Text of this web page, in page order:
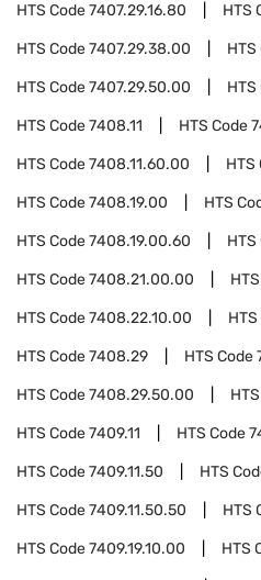
HTS Code7407.29.16.80 HTS
HTS Code7407.29.38.00 HTS
HTS Code7407.29.50.00 HTS
HTS Code7408.11 HTS Code
HTS Code7408.11.60.00 HTS
HTS Code7408.19.00 HTS
HTS Code7408.19.00.60 HTS
HTS Code7408.21.00.00
HTS Code7408.22.10.00
HTS Code7408.29 HTS Code
HTS Code7408.29.50.00
HTS Code7409.11 HTS Code
HTS Code7409.11.50 HTS
HTS Code7409.11.50.50 HTS
HTS Code7409.19.10.00 HTS